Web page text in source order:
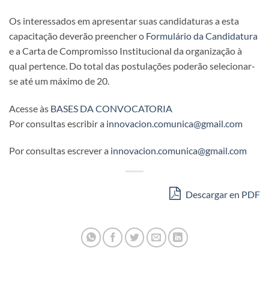
Os interessados em apresentar suas candidaturas a esta
capacitação deverão preencher o Formulário da Candidatura
e a Carta de Compromisso Institucional da organização à
qual pertence. Do total das postulações poderão selecionar-
se até um máximo de 20.
Acesse às BASES DA CONVOCATORIA
Por consultas escribir a innovacion.comunica@gmail.com
Por consultas escrever a innovacion.comunica@gmail.com
Descargar en PDF